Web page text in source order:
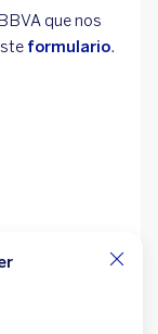
que nos
formulario.